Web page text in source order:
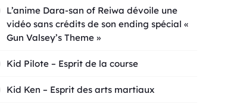
L’anime Dara-san of Reiwa dévoile une
vidéo sans crédits de son ending spécial «
Gun Valsey’s Theme »
Kid Pilote – Esprit de la course
Kid Ken – Esprit des arts martiaux